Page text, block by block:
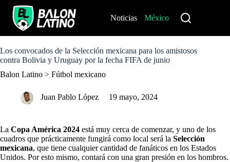
o
c
n
Noticias México
Los convocados de la Selección mexicana para los amistosos
contra Bolivia y Uruguay por la fecha FIFA de junio
Balon Latino > Fútbol mexicano
Juan Pablo López 19 mayo, 2024
La Copa América 2024 está muy cerca de comenzar, y uno de los
cuadros que prácticamente fungirá como local será la Selección
mexicana, que tiene cualquier cantidad de fanáticos en los Estados
Unidos. Por esto mismo, contará con una gran presión en los hombros.